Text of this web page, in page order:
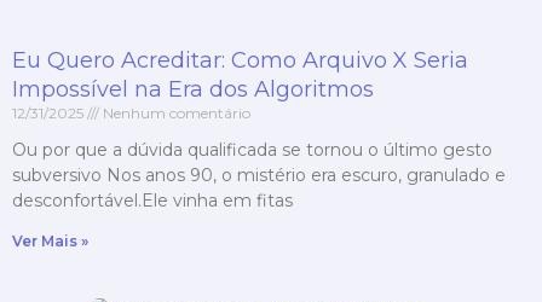
Eu Quero Acreditar: Como Arquivo X Seria
Impossível na Era dos Algoritmos
12/31/2025 Nenhum comentário
Ou por que a dúvida qualificada se tornou o último gesto
subversivo Nos anos 90, o mistério era escuro, granulado e
desconfortável.Ele vinha em fitas
Ver Mais »